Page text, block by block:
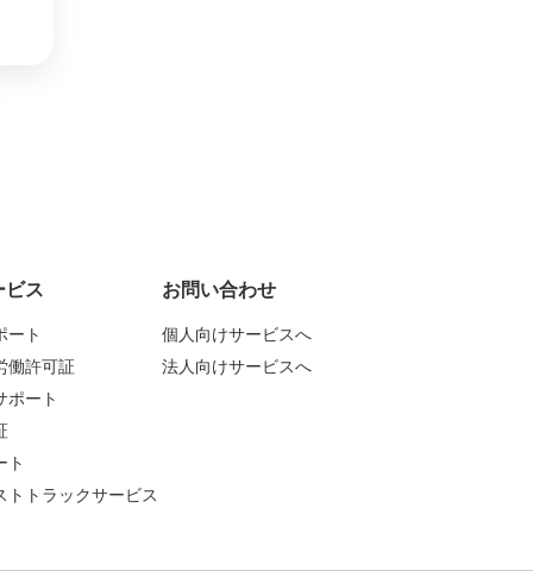
ビス
ート
働許可証
ポート
ト
トトラックサービス
お問い合わせ
個人向けサービスへ
法人向けサービスへ